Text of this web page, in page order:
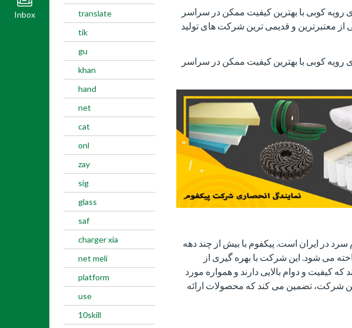
Inbox
translate
tik
gu
khan
hand
net
cat
onl
zay
sig
glass
saf
charger xia
net meli
platform
use
10skill
رویه کوبی با بهترین کیفیت ممکن در سراسر
معتبرترین و قدیمی ترین شرکت های تولید
رویه کوبی با بهترین کیفیت ممکن در سراسر
در ایران است. پیکفوم با بیش از چند دهه
می شود. این شرکت با بهره گیری از
کیفیت و دوام بالایی دارند و همواره مورد
شرکت، تضمین می کند که محصولات ارائه